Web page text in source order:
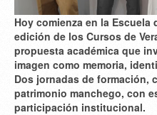
Hoy comienza en la Escuela
edición de los Cursos de
propuesta académica que
imagen como memoria,
Dos jornadas de formación,
patrimonio manchego, con
participación institucional.